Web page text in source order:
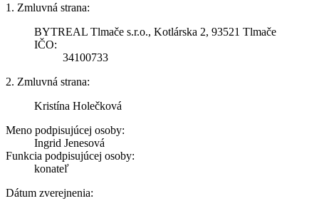
1. Zmluvná strana:
BYTREAL Tlmače s.r.o., Kotlárska 2, 93521 Tlmače
IČO:
34100733
2. Zmluvná strana:
Kristína Holečková
Meno podpisujúcej osoby:
Ingrid Jenesová
Funkcia podpisujúcej osoby:
konateľ
Dátum zverejnenia: